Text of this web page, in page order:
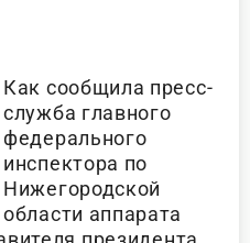
Как сообщила пресс-
служба главного
федерального
инспектора по
Нижегородской
области аппарата